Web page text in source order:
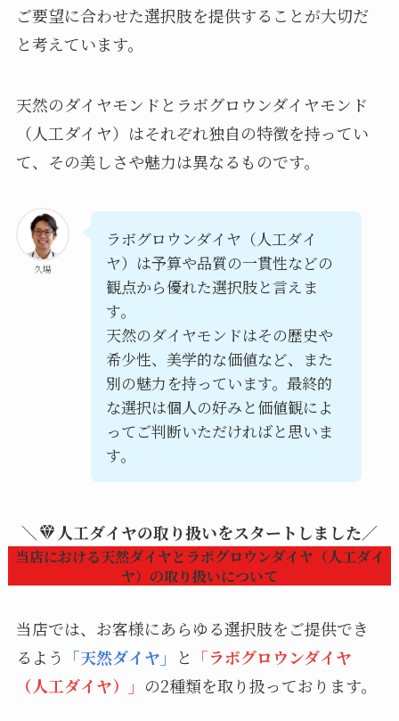
ご要望に合わせた選択肢を提供することが大切だ
と考えています。
天然のダイヤモンドとラボグロウンダイヤモンド
（人工ダイヤ）はそれぞれ独自の特徴を持ってい
て、その美しさや魅力は異なるものです。
久場
ラボグロウンダイヤ（人工ダイ
ヤ）は予算や品質の一貫性などの
観点から優れた選択肢と言えま
す。
天然のダイヤモンドはその歴史や
希少性、美学的な価値など、また
別の魅力を持っています。最終的
な選択は個人の好みと価値観によ
ってご判断いただければと思いま
す。
＼ 人工ダイヤの取り扱いをスタートしました／
当店における天然ダイヤとラボグロウンダイヤ（人工ダイ
ヤ）の取り扱いについて
当店では、お客様にあらゆる選択肢をご提供でき
るよう 「天然ダイヤ」 と 「ラボグロウンダイヤ
（人工ダイヤ）」 の2種類を取り扱っております。